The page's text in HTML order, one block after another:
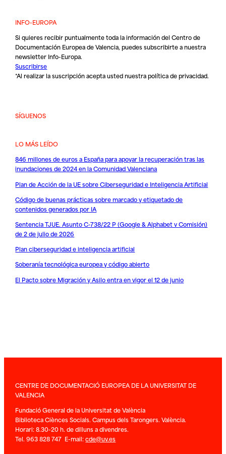
INFO-EUROPA
Si quieres recibir puntualmente toda la información del Centro de
Documentación Europea de Valencia, puedes subscribirte a nuestra
newsletter Info-Europa.
Suscribirse
*Al realizar la suscripción acepta usted nuestrapolítica de privacidad.
SÍGUENOS
LO MÁS LEÍDO
846 millones de euros a España para apoyar la recuperación tras las
inundaciones de 2024 en la Comunidad Valenciana
Plan de Acción de la UE sobre Ciberseguridad e Inteligencia Artificial
Código de buenas prácticas sobre marcado y etiquetado de
contenidos generados por IA
Sentencia TJUE. Asunto C-738/22 P (Google & Alphabet v Comisión)
de 2 de julio de 2026
Plan ciberseguridad e inteligencia artificial
Soberanía tecnológica europea y código abierto
El Pacto sobre Migración y Asilo entra en vigor el 12 de junio
CENTRE DE DOCUMENTACIÓ EUROPEA DE LA UNIVERSITAT DE
VALENCIA
Fundació General de la Universitat de València
Biblioteca Ciènces Socials. Campus dels Tarongers. València.
Horari: 8.30-20 h. de dilluns a divendres.
Tel. 963 828 747 E-mail:cde@uv.es